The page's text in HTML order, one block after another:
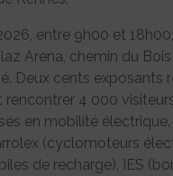
entre 9h00 et
Arena, chemin du
Deux cents exposants
rencontrer 4 000
en mobilité électrique.
(cyclomoteurs
de recharge), IES